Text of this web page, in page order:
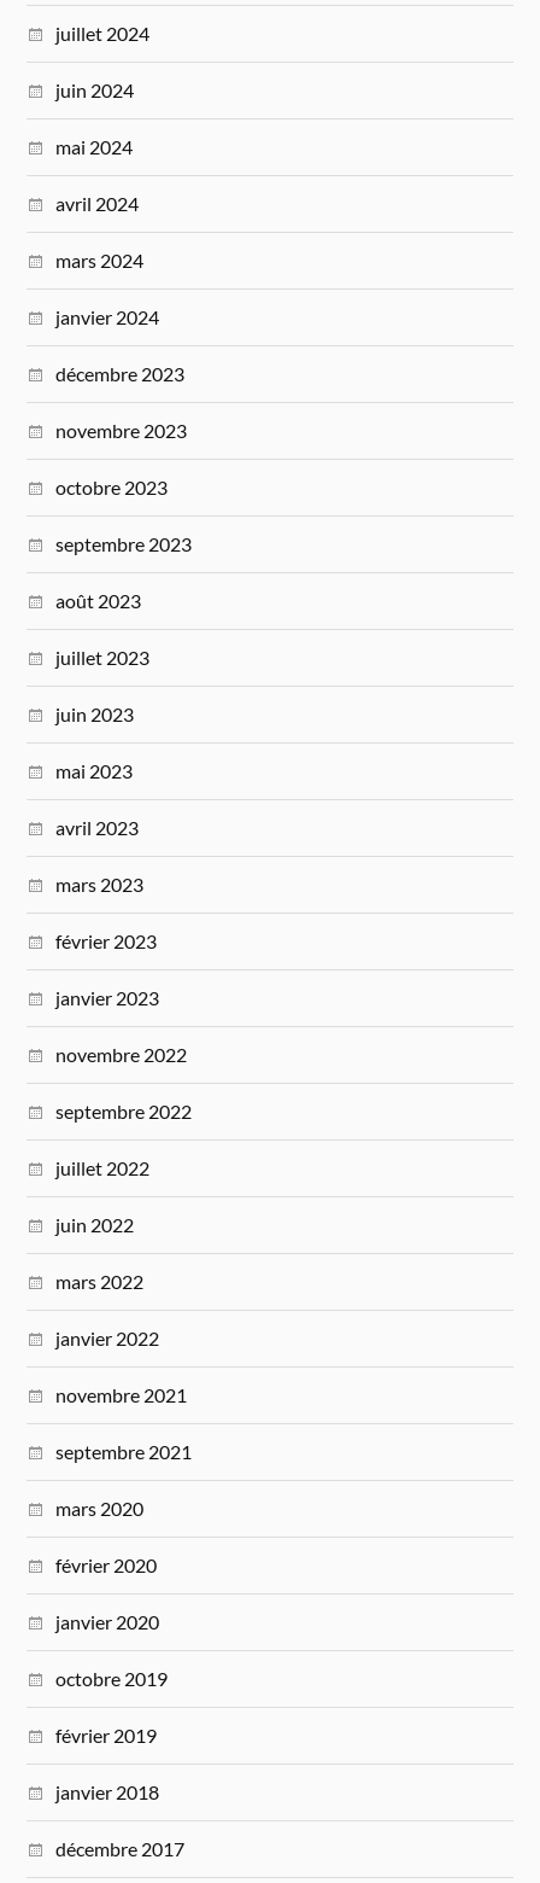
juillet 2024
juin 2024
mai 2024
avril 2024
mars 2024
janvier 2024
décembre 2023
novembre 2023
octobre 2023
septembre 2023
août 2023
juillet 2023
juin 2023
mai 2023
avril 2023
mars 2023
février 2023
janvier 2023
novembre 2022
septembre 2022
juillet 2022
juin 2022
mars 2022
janvier 2022
novembre 2021
septembre 2021
mars 2020
février 2020
janvier 2020
octobre 2019
février 2019
janvier 2018
décembre 2017